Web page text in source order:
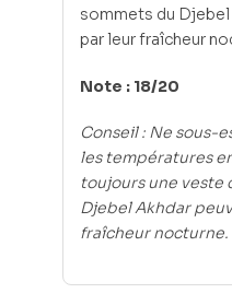
sommets du Djebel
par leur fraîcheur
Note : 18/20
Conseil : Ne sous-
les températures
toujours une veste
Djebel Akhdar
fraîcheur nocturne.